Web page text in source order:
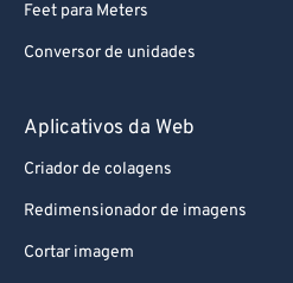
Feet para Meters
Conversor de unidades
Aplicativos da Web
Criador de colagens
Redimensionador de imagens
Cortar imagem